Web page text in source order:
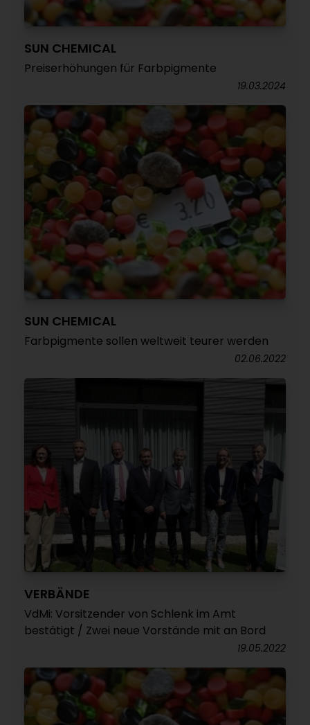
SUN CHEMICAL
Preiserhöhungen für Farbpigmente
19.03.2024
SUN CHEMICAL
Farbpigmente sollen weltweit teurer werden
02.06.2022
VERBÄNDE
VdMi: Vorsitzender von Schlenk im Amt
bestätigt / Zwei neue Vorstände mit an Bord
19.05.2022